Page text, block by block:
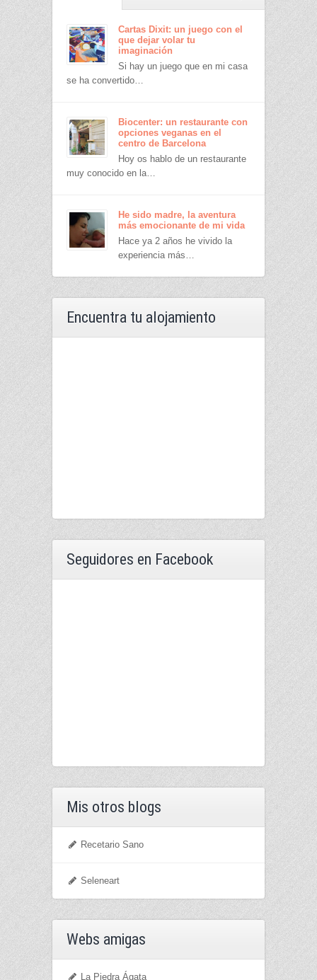
Cartas Dixit: un juego con el
que dejar volar tu
imaginación
Si hay un juego que en mi casa
se ha convertido…
Biocenter: un restaurante con
opciones veganas en el
centro de Barcelona
Hoy os hablo de un restaurante
muy conocido en la…
He sido madre, la aventura
más emocionante de mi vida
Hace ya 2 años he vivido la
experiencia más…
Encuentra tu alojamiento
Seguidores en Facebook
Mis otros blogs
Recetario Sano
Seleneart
Webs amigas
La Piedra Ágata